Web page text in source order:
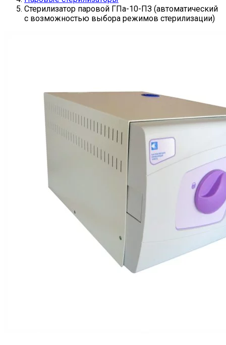
Стерилизатор паровой ГПа-10-ПЗ (автоматический
с возможностью выбора режимов стерилизации)